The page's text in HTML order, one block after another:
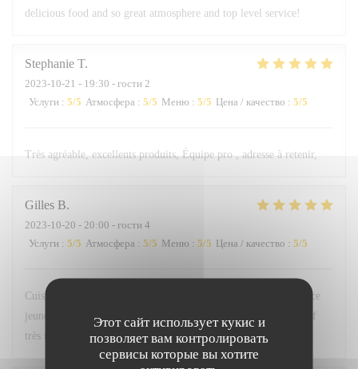
Этот сайт использует кукис и
позволяет вам контролировать
сервисы которые вы хотите
delicious food and so great atmosphere and top level service!
Stephanie T
2023-10-21 - 19:30 - гости 2
Услуги : 5/5 Атмосфера : 5/5 Меню : 5/5 Цена / качество : 5/5
Très agréable, excellents produits, Équipe pro , adresse à retenir,
Gilles B
2023-10-20 - 20:00 - гости 4
Услуги : 5/5 Атмосфера : 5/5 Меню : 5/5 Цена / качество : 5/5
Cuisine délicate et sensible. Belle association des saveurs. Service
jeune, sérieux et agréable. Belle carte des vins. Le tout à un tarif
très très abordable. Bravo à l’équipe.